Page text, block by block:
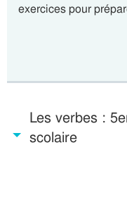
exercices pour
Les verbes :
scolaire